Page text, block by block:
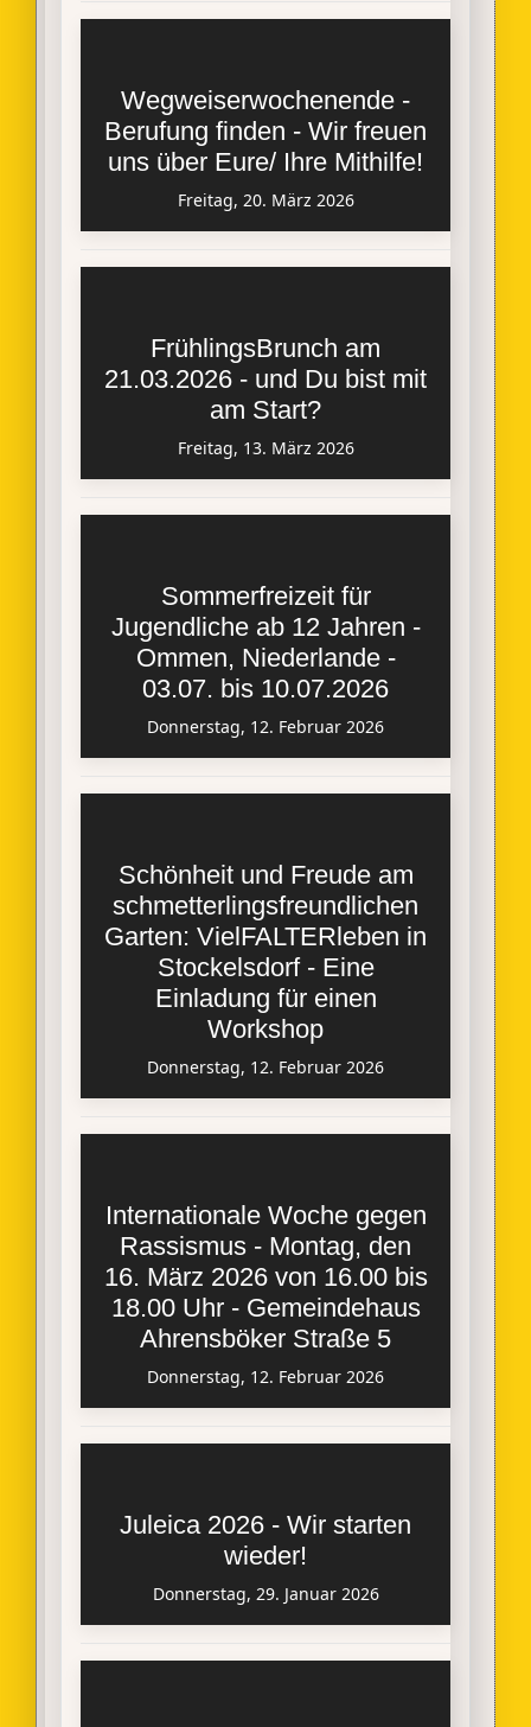
Wegweiserwochenende -
Berufung finden - Wir freuen
uns über Eure/ Ihre Mithilfe!
Freitag, 20. März 2026
FrühlingsBrunch am
21.03.2026 - und Du bist mit
am Start?
Freitag, 13. März 2026
Sommerfreizeit für
Jugendliche ab 12 Jahren -
Ommen, Niederlande -
03.07. bis 10.07.2026
Donnerstag, 12. Februar 2026
Schönheit und Freude am
schmetterlingsfreundlichen
Garten: VielFALTERleben in
Stockelsdorf - Eine
Einladung für einen
Workshop
Donnerstag, 12. Februar 2026
Internationale Woche gegen
Rassismus - Montag, den
16. März 2026 von 16.00 bis
18.00 Uhr - Gemeindehaus
Ahrensböker Straße 5
Donnerstag, 12. Februar 2026
Juleica 2026 - Wir starten
wieder!
Donnerstag, 29. Januar 2026